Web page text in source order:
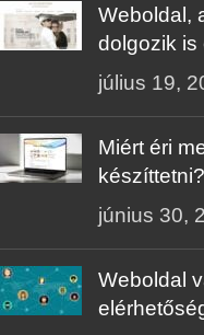
Weboldal,
dolgozik is
július 19,
Miért éri
készíttetni?
június 30,
Weboldal